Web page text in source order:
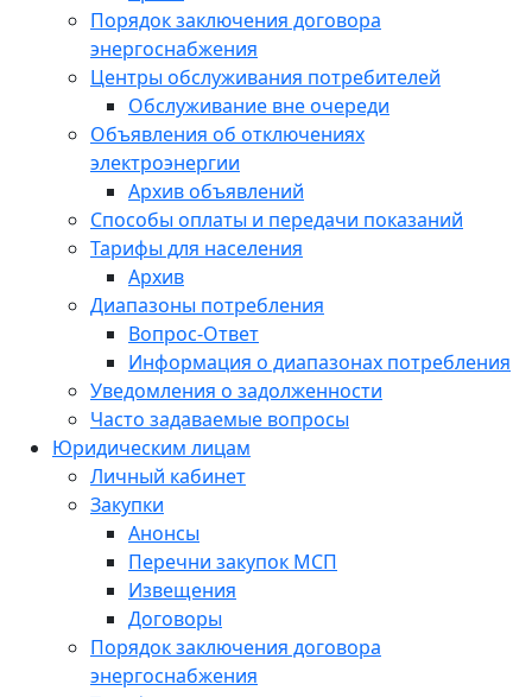
Порядок заключения договора
энергоснабжения
Центры обслуживания потребителей
Обслуживание вне очереди
Объявления об отключениях
электроэнергии
Архив объявлений
Способы оплаты и передачи показаний
Тарифы для населения
Архив
Диапазоны потребления
Вопрос-Ответ
Информация о диапазонах потребления
Уведомления о задолженности
Часто задаваемые вопросы
Юридическим лицам
Личный кабинет
Закупки
Анонсы
Перечни закупок МСП
Извещения
Договоры
Порядок заключения договора
энергоснабжения